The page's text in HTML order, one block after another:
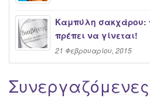
Καμπύλη σακχάρου:
πρέπει να γίνεται!
21 Φεβρουαρίου, 2015